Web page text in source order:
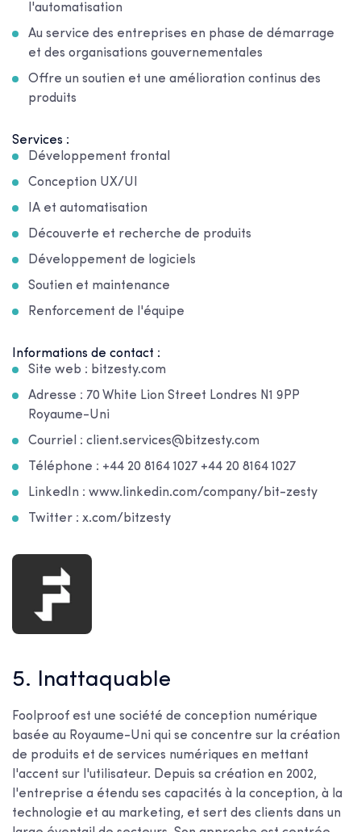
l'automatisation
Au service des entreprises en phase de démarrage
et des organisations gouvernementales
Offre un soutien et une amélioration continus des
produits
Services :
Développement frontal
Conception UX/UI
IA et automatisation
Découverte et recherche de produits
Développement de logiciels
Soutien et maintenance
Renforcement de l'équipe
Informations de contact :
Site web : bitzesty.com
Adresse : 70 White Lion Street Londres N1 9PP
Royaume-Uni
Courriel : client.services@bitzesty.com
Téléphone : +44 20 8164 1027 +44 20 8164 1027
LinkedIn : www.linkedin.com/company/bit-zesty
Twitter : x.com/bitzesty
5. Inattaquable
Foolproof est une société de conception numérique
basée au Royaume-Uni qui se concentre sur la création
de produits et de services numériques en mettant
l'accent sur l'utilisateur. Depuis sa création en 2002,
l'entreprise a étendu ses capacités à la conception, à la
technologie et au marketing, et sert des clients dans un